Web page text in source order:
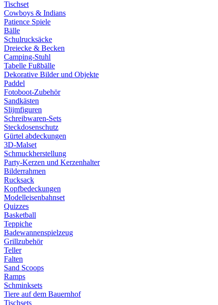
Tischset
Cowboys & Indians
Patience Spiele
Bälle
Schulrucksäcke
Dreiecke & Becken
Camping-Stuhl
Tabelle Fußbälle
Dekorative Bilder und Objekte
Paddel
Fotoboot-Zubehör
Sandkästen
Slijmfiguren
Schreibwaren-Sets
Steckdosenschutz
Gürtel abdeckungen
3D-Malset
Schmuckherstellung
Party-Kerzen und Kerzenhalter
Bilderrahmen
Rucksack
Kopfbedeckungen
Modelleisenbahnset
Quizzes
Basketball
Teppiche
Badewannenspielzeug
Grillzubehör
Teller
Falten
Sand Scoops
Ramps
Schminksets
Tiere auf dem Bauernhof
Tischsets